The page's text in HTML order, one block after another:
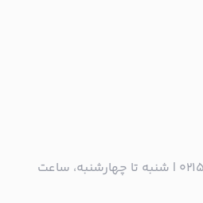
تلفن پشتیبانی ۰۲۱۵۷۹۴۲۰۰۰ | شنبه تا چهارشنبه، ساعت